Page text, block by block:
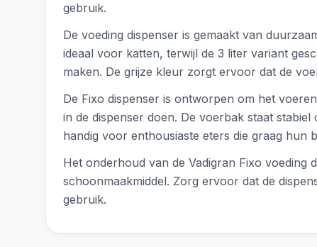
gebruik.
De voeding dispenser is gemaakt van
ideaal voor katten, terwijl de 3 liter variant
maken. De grijze kleur zorgt ervoor dat de
De Fixo dispenser is ontworpen om het
in de dispenser doen. De voerbak staat
handig voor enthousiaste eters die graag hun
Het onderhoud van de Vadigran Fixo voeding
schoonmaakmiddel. Zorg ervoor dat de
gebruik.